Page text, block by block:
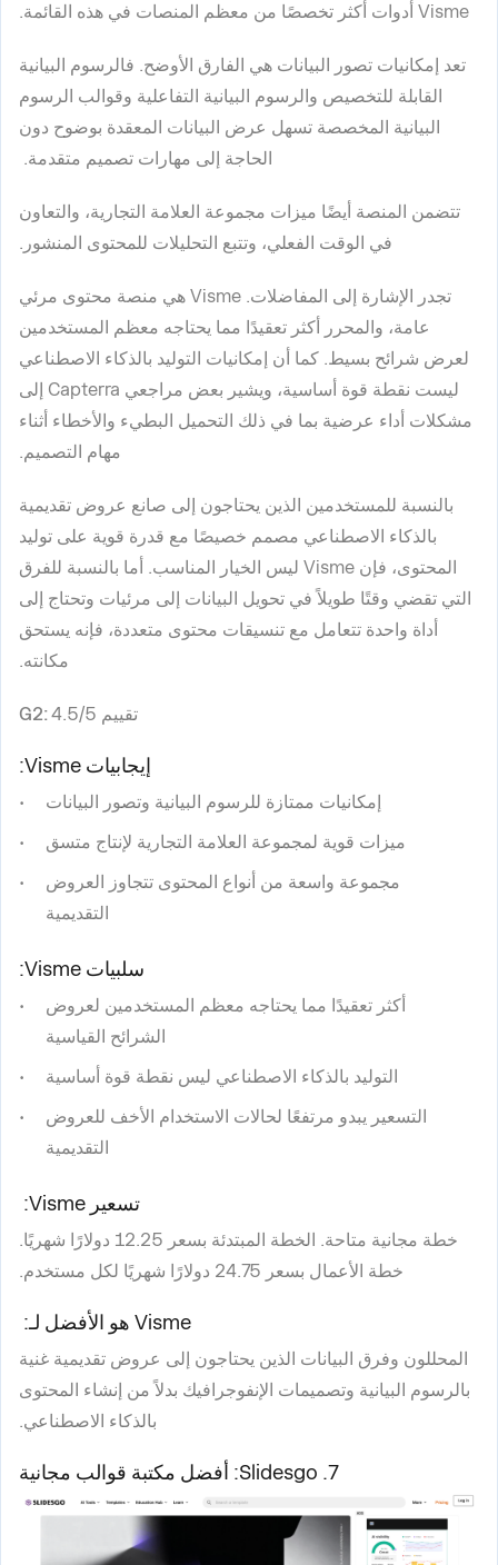
Visme أدوات أكثر تخصصًا من معظم المنصات في هذه القائمة.
تعد إمكانيات تصور البيانات هي الفارق الأوضح. فالرسوم البيانية
القابلة للتخصيص والرسوم البيانية التفاعلية وقوالب الرسوم
البيانية المخصصة تسهل عرض البيانات المعقدة بوضوح دون
الحاجة إلى مهارات تصميم متقدمة.
تتضمن المنصة أيضًا ميزات مجموعة العلامة التجارية، والتعاون
في الوقت الفعلي، وتتبع التحليلات للمحتوى المنشور.
تجدر الإشارة إلى المفاضلات. Visme هي منصة محتوى مرئي
عامة، والمحرر أكثر تعقيدًا مما يحتاجه معظم المستخدمين
لعرض شرائح بسيط. كما أن إمكانيات التوليد بالذكاء الاصطناعي
ليست نقطة قوة أساسية، ويشير بعض مراجعي Capterra إلى
مشكلات أداء عرضية بما في ذلك التحميل البطيء والأخطاء أثناء
مهام التصميم.
بالنسبة للمستخدمين الذين يحتاجون إلى صانع عروض تقديمية
بالذكاء الاصطناعي مصمم خصيصًا مع قدرة قوية على توليد
المحتوى، فإن Visme ليس الخيار المناسب. أما بالنسبة للفرق
التي تقضي وقتًا طويلاً في تحويل البيانات إلى مرئيات وتحتاج إلى
أداة واحدة تتعامل مع تنسيقات محتوى متعددة، فإنه يستحق
مكانته.
تقييم G2: 4.5/5
إيجابيات Visme:
إمكانيات ممتازة للرسوم البيانية وتصور البيانات
ميزات قوية لمجموعة العلامة التجارية لإنتاج متسق
مجموعة واسعة من أنواع المحتوى تتجاوز العروض
التقديمية
سلبيات Visme:
أكثر تعقيدًا مما يحتاجه معظم المستخدمين لعروض
الشرائح القياسية
التوليد بالذكاء الاصطناعي ليس نقطة قوة أساسية
التسعير يبدو مرتفعًا لحالات الاستخدام الأخف للعروض
التقديمية
تسعير Visme:
خطة مجانية متاحة. الخطة المبتدئة بسعر 12.25 دولارًا شهريًا.
خطة الأعمال بسعر 24.75 دولارًا شهريًا لكل مستخدم.
Visme هو الأفضل لـ:
المحللون وفرق البيانات الذين يحتاجون إلى عروض تقديمية غنية
بالرسوم البيانية وتصميمات الإنفوجرافيك بدلاً من إنشاء المحتوى
بالذكاء الاصطناعي.
7. Slidesgo: أفضل مكتبة قوالب مجانية